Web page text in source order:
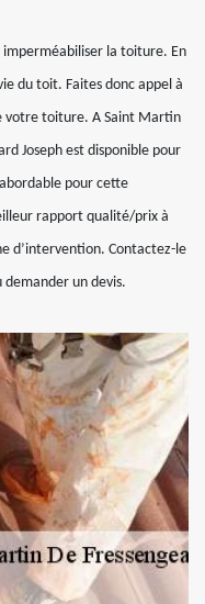
imperméabiliser la toiture. En
du toit. Faites donc appel à
votre toiture. A Saint Martin
Joseph est disponible pour
pour cette
rapport qualité/prix à
d’intervention. Contactez-le
demander un devis.